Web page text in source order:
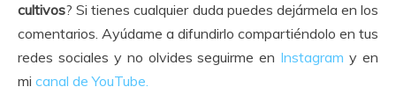
cultivos? Si tienes cualquier duda puedes dejármela en los
comentarios. Ayúdame a difundirlo compartiéndolo en tus
redes sociales y no olvides seguirme en Instagram y en
mi canal de YouTube.